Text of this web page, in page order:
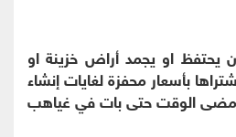
يحتفظ او يجمد أراض خزينة او
بأسعار محفزة لغايات إنشاء
الوقت حتى بات في غياهب